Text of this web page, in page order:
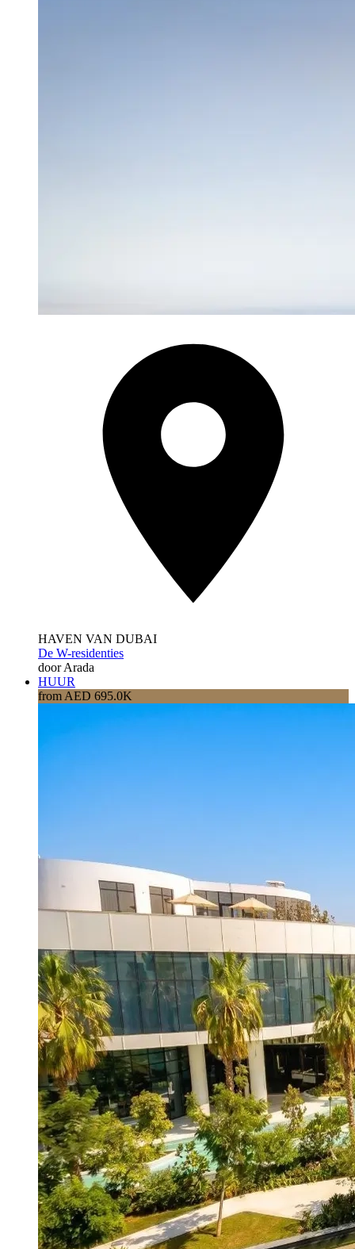
HAVEN VAN DUBAI
De W-residenties
door Arada
HUUR
from AED 695.0K